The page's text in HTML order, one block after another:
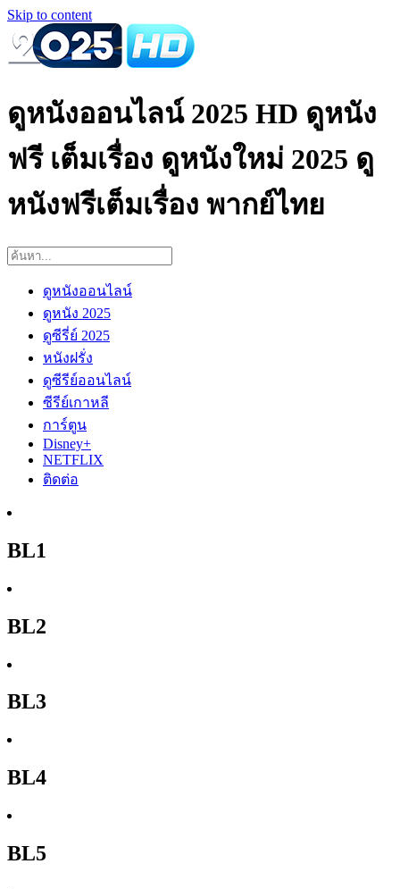
Skip to content
ดูหนังออนไลน์ 2025 HD ดูหนัง
ฟรี เต็มเรื่อง ดูหนังใหม่ 2025 ดู
หนังฟรีเต็มเรื่อง พากย์ไทย
ดูหนังออนไลน์
ดูหนัง 2025
ดูซีรี่ย์ 2025
หนังฝรั่ง
ดูซีรีย์ออนไลน์
ซีรีย์เกาหลี
การ์ตูน
Disney+
NETFLIX
ติดต่อ
BL1
BL2
BL3
BL4
BL5